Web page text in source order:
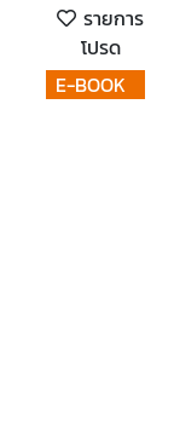
รายการ
โปรด
E-BOOK